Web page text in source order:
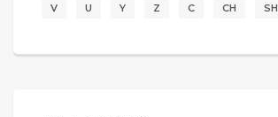
V U Y Z C CH SH